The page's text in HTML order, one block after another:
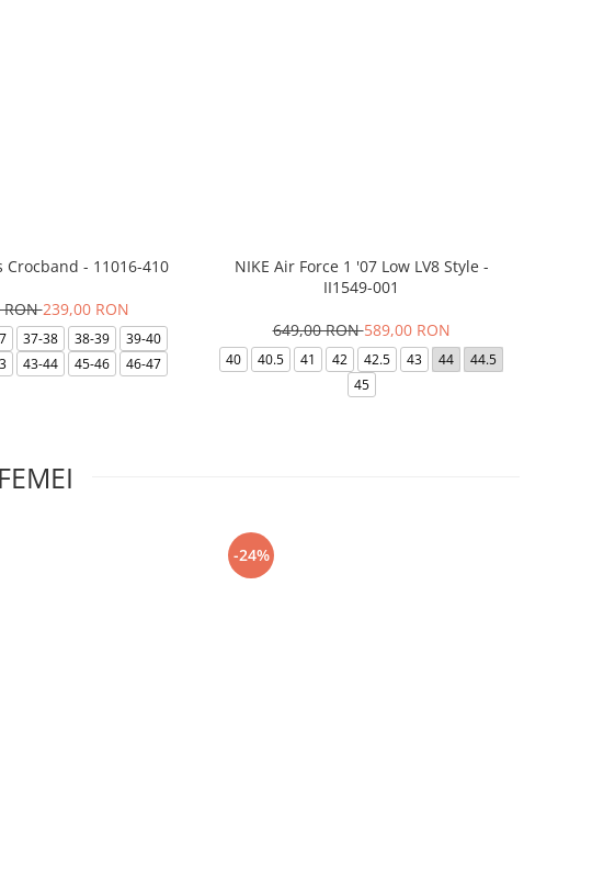
Crocband - 11016-410
RON239,00 RON
37-38 38-39
39-40
43-44 45-46 46-47
NIKE Air Force 1 '07 Low LV8 Style -
II1549-001
649,00 RON589,00 RON
40 40.5 41 42 42.5 43 44
44.5
45
-24%